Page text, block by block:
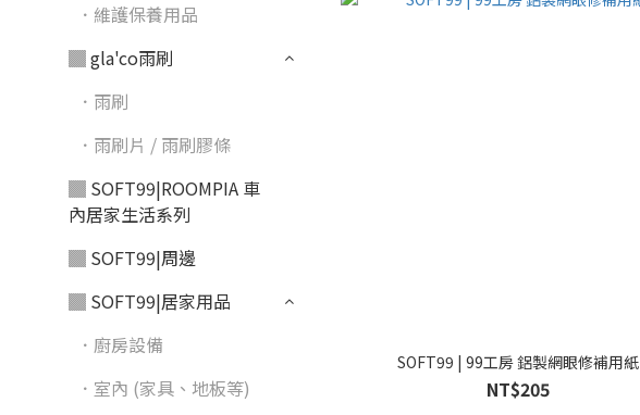
．維護保養用品
▓ gla'co雨刷
．雨刷
．雨刷片 / 雨刷膠條
▓ SOFT99|ROOMPIA 車
內居家生活系列
▓ SOFT99|周邊
▓ SOFT99|居家用品
．廚房設備
．室內 (家具、地板等)
SOFT99 | 99工房 鋁製網眼修補用紙
NT$205